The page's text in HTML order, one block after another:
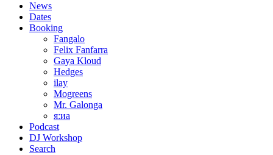
News
Dates
Booking
Fangalo
Felix Fanfarra
Gaya Kloud
Hedges
ilay
Mogreens
Mr. Galonga
я:иа
Podcast
DJ Workshop
Search